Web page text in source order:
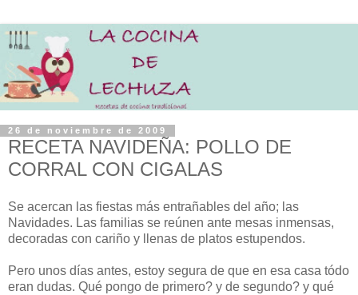
26 de noviembre de 2009
RECETA NAVIDEÑA: POLLO DE
CORRAL CON CIGALAS
Se acercan las fiestas más entrañables del año; las
Navidades. Las familias se reúnen ante mesas inmensas,
decoradas con cariño y llenas de platos estupendos.
Pero unos días antes, estoy segura de que en esa casa tódo
eran dudas. Qué pongo de primero? y de segundo? y qué